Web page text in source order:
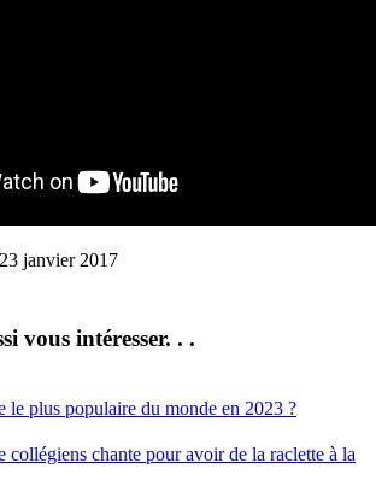
janvier 2017
vous intéresser. . .
le plus populaire du monde en 2023 ?
collégiens chante pour avoir de la raclette à la